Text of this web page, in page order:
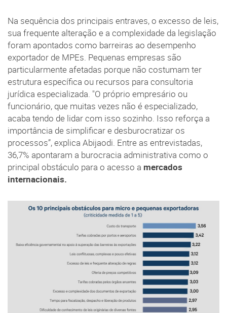
Na sequência dos principais entraves, o excesso de leis,
sua frequente alteração e a complexidade da legislação
foram apontados como barreiras ao desempenho
exportador de MPEs. Pequenas empresas são
particularmente afetadas porque não costumam ter
estrutura específica ou recursos para consultoria
jurídica especializada. "O próprio empresário ou
funcionário, que muitas vezes não é especializado,
acaba tendo de lidar com isso sozinho. Isso reforça a
importância de simplificar e desburocratizar os
processos”, explica Abijaodi. Entre as entrevistadas,
36,7% apontaram a burocracia administrativa como o
principal obstáculo para o acesso a mercados
internacionais.